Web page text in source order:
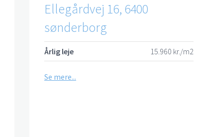
Ellegårdvej 16, 6400
sønderborg
Årlig leje 15.960 kr./m2
Se mere...